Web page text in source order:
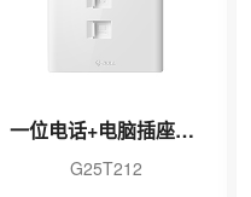
一位电话+电脑插座（白色）
G25T212